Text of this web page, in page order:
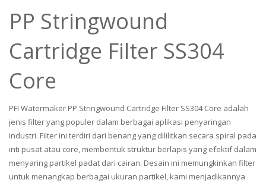
PP Stringwound
Cartridge Filter SS304
Core
PFI Watermaker PP Stringwound Cartridge Filter SS304 Core adalah
jenis filter yang populer dalam berbagai aplikasi penyaringan
industri. Filter ini terdiri dari benang yang dililitkan secara spiral pada
inti pusat atau core, membentuk struktur berlapis yang efektif dalam
menyaring partikel padat dari cairan. Desain ini memungkinkan filter
untuk menangkap berbagai ukuran partikel, kami menjadikannya